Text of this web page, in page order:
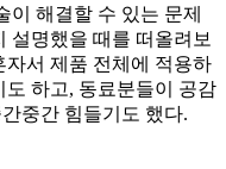
이 해결할 수 있는 문제
설명했을 때를 떠올려보
자서 제품 전체에 적용하
하고, 동료분들이 공감
중간 힘들기도 했다.